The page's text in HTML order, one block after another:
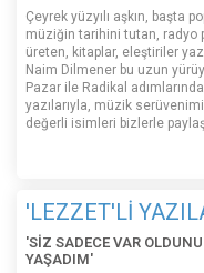
Çeyrek yüzyılı aşkın, başta
müziğin tarihini tutan, radyo
üreten, kitaplar, eleştiriler
Naim Dilmener bu uzun
Pazar ile Radikal
yazılarıyla, müzik
değerli isimleri bizlerle
'LEZZET'Lİ
'SİZ SADECE VAR
YAŞADIM'